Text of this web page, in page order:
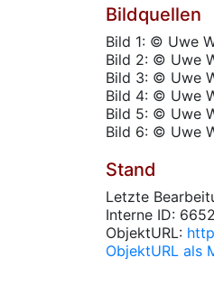
Bildquellen
Bild 1: © Uwe
Bild 2: © Uwe
Bild 3: © Uwe
Bild 4: © Uwe
Bild 5: © Uwe
Bild 6: © Uwe
Stand
Letzte
Interne ID: 6652
ObjektURL:
ObjektURL als